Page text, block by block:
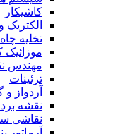
کاشیکار
الکتریک
تخلیه
موزائیک
مهندس
تزئینات
آردواز
نقشه
نقاشی